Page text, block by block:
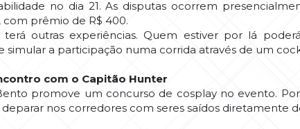
no dia 21. As disputas ocorrem
com prêmio de R$ 400.
outras experiências. Quem estiver por lá
simular a participação numa corrida através de um
com o Capitão Hunter
promove um concurso de cosplay no evento.
deparar nos corredores com seres saídos diretamente